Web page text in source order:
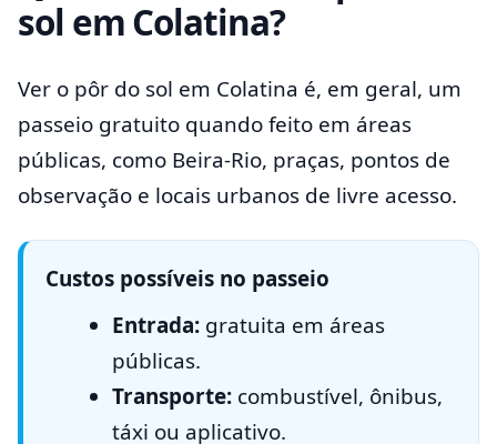
sol em Colatina?
Ver o pôr do sol em Colatina é, em geral, um
passeio gratuito quando feito em áreas
públicas, como Beira-Rio, praças, pontos de
observação e locais urbanos de livre acesso.
Custos possíveis no passeio
Entrada: gratuita em áreas
públicas.
Transporte: combustível, ônibus,
táxi ou aplicativo.